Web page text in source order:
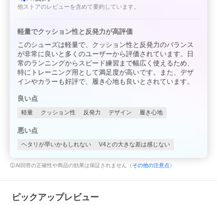
他ストアのレビューを含めて要約しています。
軽量でクッション性と反発力が高評価
このシューズは軽量で、クッション性と反発力のバランス
が非常に良いと多くのユーザーから評価されています。日
常のランニングからスピード練習まで幅広く使えるため、
特にトレーニング用として満足度が高いです。また、デザ
インやカラーも好評で、履き心地も良いとされています。
良い点
軽量 クッション性 反発力 デザイン 履き心地
悪い点
ヘタリが早いかもしれない V4との大きな差は感じない
AI回答の正確性や商品の効果は保証されません（ その他の注意点 ）
ピックアップレビュー